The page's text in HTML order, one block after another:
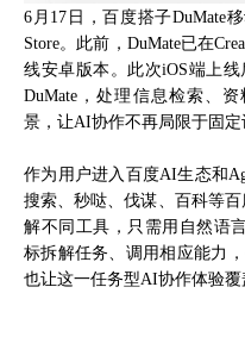
6月17日，百度搭子DuMate
Store。此前，DuMate已在
线安卓版本。此次iOS端上
DuMate，处理信息检索、
景，让AI协作不再局限于固定
作为用户进入百度AI生态和
搜索、秒哒、伐谋、百科等
解不同工具，只需用自然语
标拆解任务、调用相应能力
也让这一任务型AI协作体验